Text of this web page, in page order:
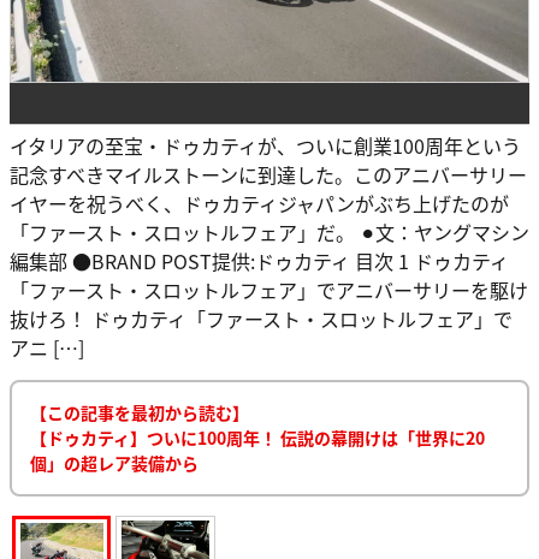
イタリアの至宝・ドゥカティが、ついに創業100周年という
記念すべきマイルストーンに到達した。このアニバーサリー
イヤーを祝うべく、ドゥカティジャパンがぶち上げたのが
「ファースト・スロットルフェア」だ。 ⚫︎文：ヤングマシン
編集部 ●BRAND POST提供:ドゥカティ 目次 1 ドゥカティ
「ファースト・スロットルフェア」でアニバーサリーを駆け
抜けろ！ ドゥカティ「ファースト・スロットルフェア」で
アニ […]
【この記事を最初から読む】
【ドゥカティ】ついに100周年！ 伝説の幕開けは「世界に20
個」の超レア装備から